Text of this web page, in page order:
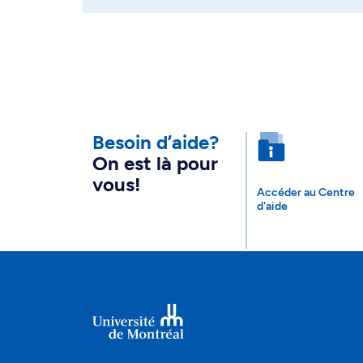
Besoin d’aide?
On est là pour
vous!
Accéder au Centre
d'aide